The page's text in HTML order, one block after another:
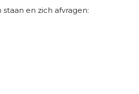
en zich afvragen: